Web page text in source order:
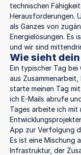
technischen
Herausforderungen.
als Ganzes von
Energielösungen. Es
und wir sind
Wie sieht
Ein typischer Tag bei
aus
starte meinen Tag
ich E-Mails abrufe
Tages arbeite ich mit
App zur Verfolgung
Es ist eine Mischung
Infrastruktur, der